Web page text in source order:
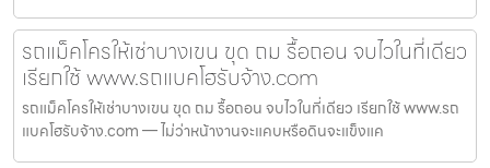
รถแม็คโครให้เช่าบางเขน ขุด ถม รื้อถอน จบไวในที่เดียว
เรียกใช้ www.รถแบคโฮรับจ้าง.com
รถแม็คโครให้เช่าบางเขน ขุด ถม รื้อถอน จบไวในที่เดียว เรียกใช้ www.รถ
แบคโฮรับจ้าง.com — ไม่ว่าหน้างานจะแคบหรือดินจะแข็งแค